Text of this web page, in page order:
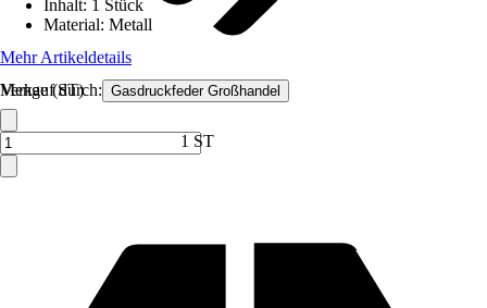
Verkauf durch: Gasdruckfeder Großhandel
Inhalt: 1 Stück
Material: Metall
Mehr Artikeldetails
Menge (ST)
1 ST